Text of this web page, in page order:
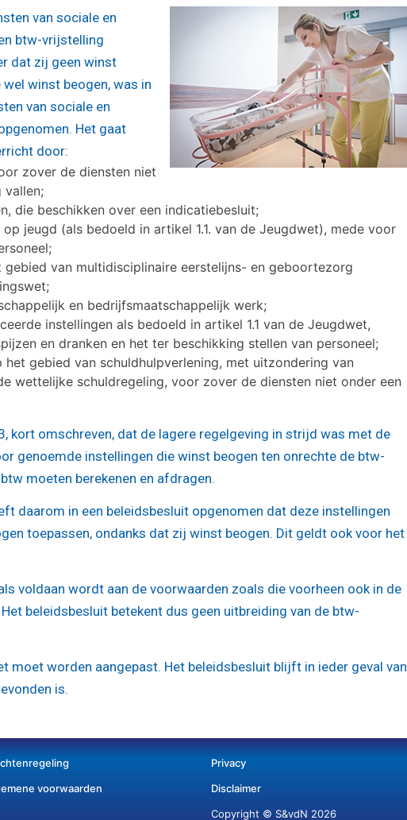
van sociale en
btw-vrijstelling
dat zij geen winst
winst beogen, was in
van sociale en
Het gaat
door:
zover de diensten niet
vallen;
die beschikken over een indicatiebesluit;
jeugd (als bedoeld in artikel 1.1. van de Jeugdwet), mede voor
gebied van multidisciplinaire eerstelijns- en geboortezorg
en bedrijfsmaatschappelijk werk;
instellingen als bedoeld in artikel 1.1 van de Jeugdwet,
en dranken en het ter beschikking stellen van personeel;
gebied van schuldhulpverlening, met uitzondering van
wettelijke schuldregeling, voor zover de diensten niet onder een
kort omschreven, dat de lagere regelgeving in strijd was met de
genoemde instellingen die winst beogen ten onrechte de btw-
moeten berekenen en afdragen.
daarom in een beleidsbesluit opgenomen dat deze instellingen
toepassen, ondanks dat zij winst beogen. Dit geldt ook voor het
voldaan wordt aan de voorwaarden zoals die voorheen ook in de
beleidsbesluit betekent dus geen uitbreiding van de btw-
moet worden aangepast. Het beleidsbesluit blijft in ieder geval van
is.
voorwaarden
Privacy
Disclaimer
Copyright © S&vdN 2026